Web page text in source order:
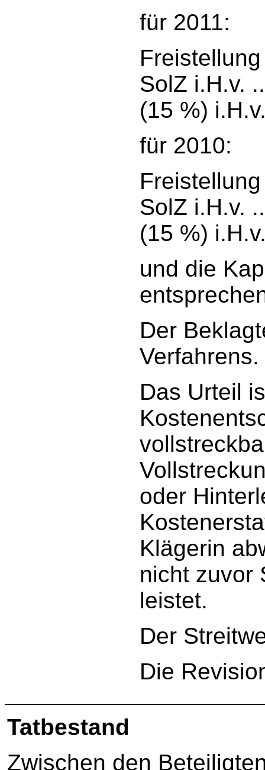
für 2011:
SolZ i.H.v.
(15 %)
für 2010:
SolZ i.H.v.
(15 %)
und die
Der
Verfahrens.
Das Urteil
oder
Klägerin
nicht zuvor
leistet.
Der
Die
Tatbestand
Zwischen den